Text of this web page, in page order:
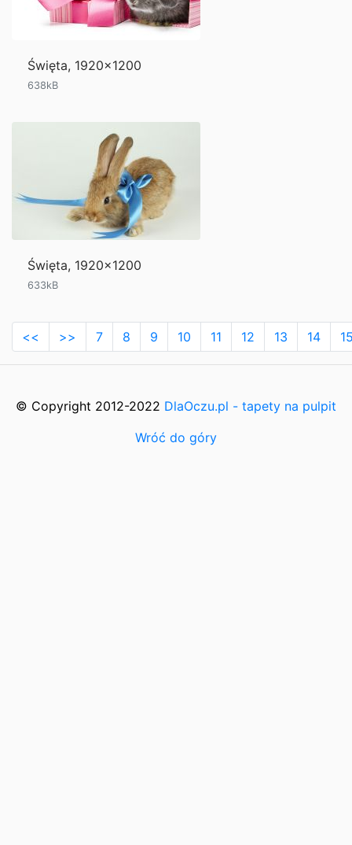
Święta, 1920x1200
638kB
Święta, 1920x1200
633kB
<< >> 7 8 9 10 11 12 13 14
© Copyright 2012-2022 DlaOczu.pl - tapety na pulpit
Wróć do góry